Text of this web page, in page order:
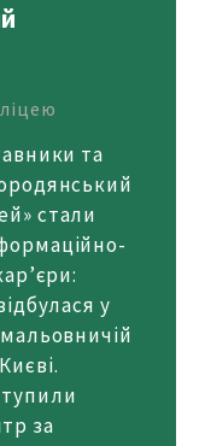
та
стали
у
за